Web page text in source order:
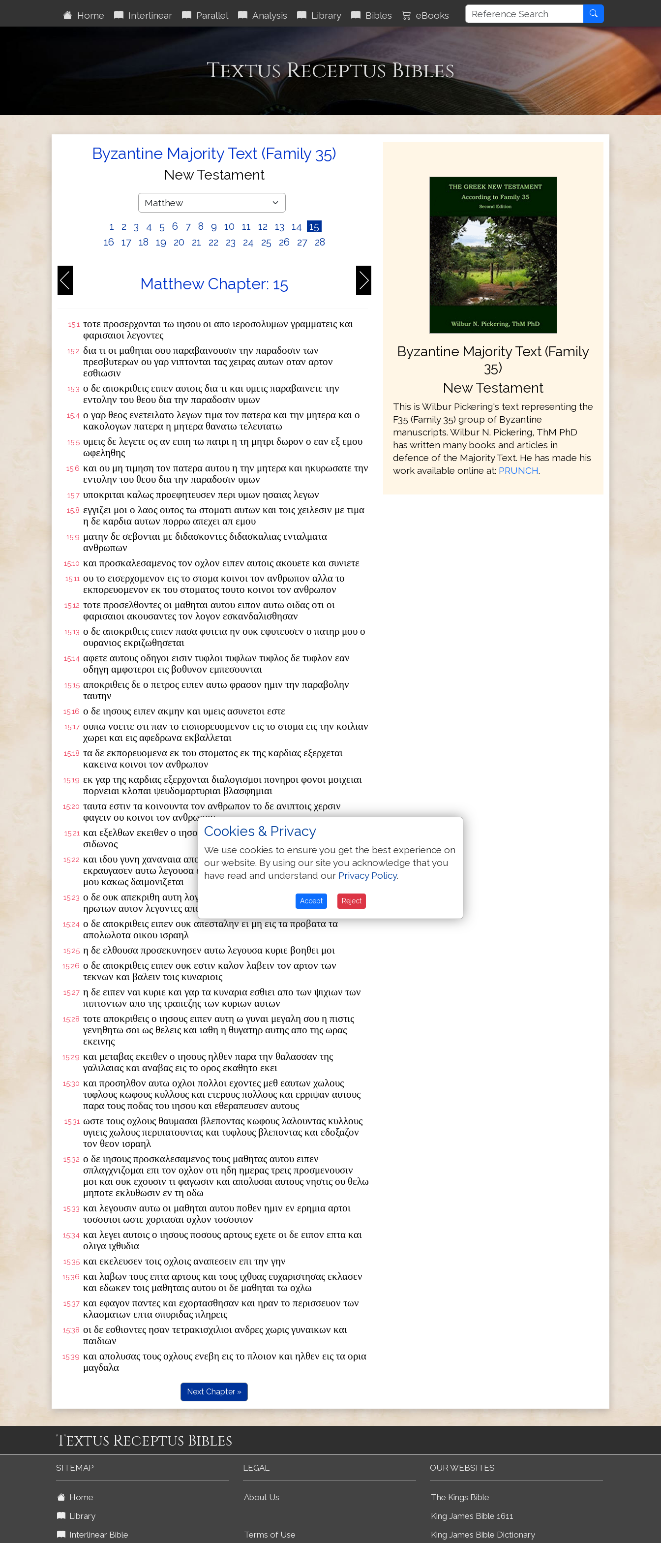
Home Interlinear Parallel Analysis Library Bibles eBooks
Textus Receptus Bibles
Byzantine Majority Text (Family 35)
New Testament
1 2 3 4 5 6 7 8 9 10 11 12 13 14
15
16
17 18 19 20 21 22 23 24 25 26 27 28
Matthew Chapter: 15
15:1 τοτε προσερχονται τω ιησου οι απο ιεροσολυμων γραμματεις και
φαρισαιοι λεγοντες
15:2 δια τι οι μαθηται σου παραβαινουσιν την παραδοσιν των
πρεσβυτερων ου γαρ νιπτονται τας χειρας αυτων οταν αρτον
εσθιωσιν
15:3 ο δε αποκριθεις ειπεν αυτοις δια τι και υμεις παραβαινετε την
εντολην του θεου δια την παραδοσιν υμων
15:4 ο γαρ θεος ενετειλατο λεγων τιμα τον πατερα και την μητερα και ο
κακολογων πατερα η μητερα θανατω τελευτατω
15:5 υμεις δε λεγετε ος αν ειπη τω πατρι η τη μητρι δωρον ο εαν εξ εμου
ωφεληθης
15:6 και ου μη τιμηση τον πατερα αυτου η την μητερα και ηκυρωσατε την
εντολην του θεου δια την παραδοσιν υμων
15:7 υποκριται καλως προεφητευσεν περι υμων ησαιας λεγων
15:8 εγγιζει μοι ο λαος ουτος τω στοματι αυτων και τοις χειλεσιν με τιμα
η δε καρδια αυτων πορρω απεχει απ εμου
15:9 ματην δε σεβονται με διδασκοντες διδασκαλιας ενταλματα
ανθρωπων
15:10 και προσκαλεσαμενος τον οχλον ειπεν αυτοις ακουετε και συνιετε
15:11 ου το εισερχομενον εις το στομα κοινοι τον ανθρωπον αλλα το
εκπορευομενον εκ του στοματος τουτο κοινοι τον ανθρωπον
15:12 τοτε προσελθοντες οι μαθηται αυτου ειπον αυτω οιδας οτι οι
φαρισαιοι ακουσαντες τον λογον εσκανδαλισθησαν
15:13 ο δε αποκριθεις ειπεν πασα φυτεια ην ουκ εφυτευσεν ο πατηρ μου ο
ουρανιος εκριζωθησεται
15:14 αφετε αυτους οδηγοι εισιν τυφλοι τυφλων τυφλος δε τυφλον εαν
οδηγη αμφοτεροι εις βοθυνον εμπεσουνται
15:15 αποκριθεις δε ο πετρος ειπεν αυτω φρασον ημιν την παραβολην
ταυτην
15:16 ο δε ιησους ειπεν ακμην και υμεις ασυνετοι εστε
15:17 ουπω νοειτε οτι παν το εισπορευομενον εις το στομα εις την κοιλιαν
χωρει και εις αφεδρωνα εκβαλλεται
15:18 τα δε εκπορευομενα εκ του στοματος εκ της καρδιας εξερχεται
κακεινα κοινοι τον ανθρωπον
15:19 εκ γαρ της καρδιας εξερχονται διαλογισμοι πονηροι φονοι μοιχειαι
πορνειαι κλοπαι ψευδομαρτυριαι βλασφημιαι
15:20 ταυτα εστιν τα κοινουντα τον ανθρωπον το δε ανιπτοις χερσιν
φαγειν ου κοινοι τον ανθρωπον
15:21 και εξελθων εκειθεν ο ιησους ανεχωρησεν εις τα μερη τυρου και
σιδωνος
15:22 και ιδου γυνη χαναναια απο των οριων εκεινων εξελθουσα
εκραυγασεν αυτω λεγουσα ελεησον με κυριε υιε δαυιδ η θυγατηρ
μου κακως δαιμονιζεται
15:23 ο δε ουκ απεκριθη αυτη λογον και προσελθοντες οι μαθηται αυτου
ηρωτων αυτον λεγοντες απολυσον αυτην οτι κραζει οπισθεν ημων
15:24 ο δε αποκριθεις ειπεν ουκ απεσταλην ει μη εις τα προβατα τα
απολωλοτα οικου ισραηλ
15:25 η δε ελθουσα προσεκυνησεν αυτω λεγουσα κυριε βοηθει μοι
15:26 ο δε αποκριθεις ειπεν ουκ εστιν καλον λαβειν τον αρτον των
τεκνων και βαλειν τοις κυναριοις
15:27 η δε ειπεν ναι κυριε και γαρ τα κυναρια εσθιει απο των ψιχιων των
πιπτοντων απο της τραπεζης των κυριων αυτων
15:28 τοτε αποκριθεις ο ιησους ειπεν αυτη ω γυναι μεγαλη σου η πιστις
γενηθητω σοι ως θελεις και ιαθη η θυγατηρ αυτης απο της ωρας
εκεινης
15:29 και μεταβας εκειθεν ο ιησους ηλθεν παρα την θαλασσαν της
γαλιλαιας και αναβας εις το ορος εκαθητο εκει
15:30 και προσηλθον αυτω οχλοι πολλοι εχοντες μεθ εαυτων χωλους
τυφλους κωφους κυλλους και ετερους πολλους και ερριψαν αυτους
παρα τους ποδας του ιησου και εθεραπευσεν αυτους
15:31 ωστε τους οχλους θαυμασαι βλεποντας κωφους λαλουντας κυλλους
υγιεις χωλους περιπατουντας και τυφλους βλεποντας και εδοξαζον
τον θεον ισραηλ
15:32 ο δε ιησους προσκαλεσαμενος τους μαθητας αυτου ειπεν
σπλαγχνιζομαι επι τον οχλον οτι ηδη ημερας τρεις προσμενουσιν
μοι και ουκ εχουσιν τι φαγωσιν και απολυσαι αυτους νηστις ου θελω
μηποτε εκλυθωσιν εν τη οδω
15:33 και λεγουσιν αυτω οι μαθηται αυτου ποθεν ημιν εν ερημια αρτοι
τοσουτοι ωστε χορτασαι οχλον τοσουτον
15:34 και λεγει αυτοις ο ιησους ποσους αρτους εχετε οι δε ειπον επτα και
ολιγα ιχθυδια
15:35 και εκελευσεν τοις οχλοις αναπεσειν επι την γην
15:36 και λαβων τους επτα αρτους και τους ιχθυας ευχαριστησας εκλασεν
και εδωκεν τοις μαθηταις αυτου οι δε μαθηται τω οχλω
15:37 και εφαγον παντες και εχορτασθησαν και ηραν το περισσευον των
κλασματων επτα σπυριδας πληρεις
15:38 οι δε εσθιοντες ησαν τετρακισχιλιοι ανδρες χωρις γυναικων και
παιδιων
15:39 και απολυσας τους οχλους ενεβη εις το πλοιον και ηλθεν εις τα ορια
μαγδαλα
Next Chapter »
Byzantine Majority Text (Family
35)
New Testament
This is Wilbur Pickering's text representing the
F35 (Family 35) group of Byzantine
manuscripts. Wilbur N. Pickering, ThM PhD
has written many books and articles in
defence of the Majority Text. He has made his
work available online at: PRUNCH.
Textus Receptus Bibles
SITEMAP
Home
Library
Interlinear Bible
LEGAL
About Us
Terms of Use
OUR WEBSITES
The Kings Bible
King James Bible 1611
King James Bible Dictionary
Cookies & Privacy
We use cookies to ensure you get the best experience on
our website. By using our site you acknowledge that you
have read and understand our Privacy Policy.
Accept Reject